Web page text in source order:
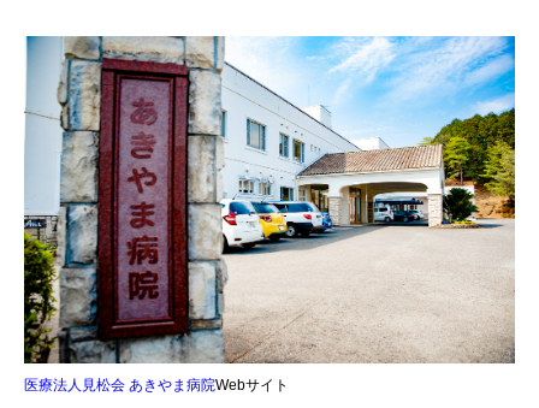
医療法人見松会 あきやま病院Webサイト